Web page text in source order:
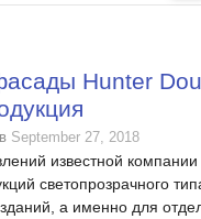
Hunter
September 27, 2018
известной
светопрозрачного
а именно для